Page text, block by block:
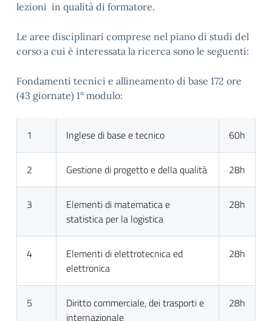
lezioni in qualità di formatore.
Le aree disciplinari comprese nel piano di studi del
corso a cui è interessata la ricerca sono le seguenti:
Fondamenti tecnici e allineamento di base 172 ore
(43 giornate) 1° modulo:
1 Inglese di base e tecnico 60h
2 Gestione di progetto e della qualità 28h
3
Elementi di matematica e
statistica per la logistica
28h
4
Elementi di elettrotecnica ed
elettronica
28h
5
Diritto commerciale, dei trasporti e
internazionale
28h